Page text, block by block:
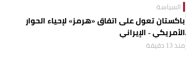
السياسة
باكستان تعول على اتفاق «هرمز» لإحياء الحوار
الأمريكي - الإيراني
منذ 13 دقيقة